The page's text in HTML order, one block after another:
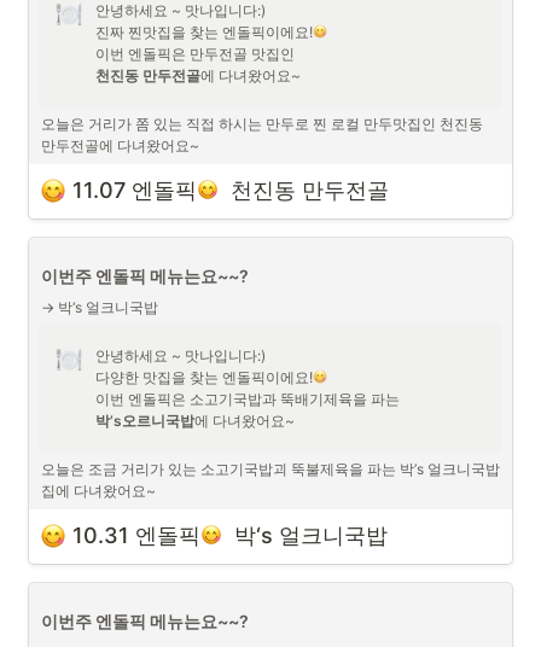
안녕하세요 ~ 맛나입니다:)
진짜 찐맛집을 찾는 엔돌픽이에요!
천진동 만두전골에 다녀왔어요~
오늘은 거리가 쫌 있는 직접 하시는 만두로 찐 로컬 만두맛집인 천진동
만두전골에 다녀왔어요~
직접 만드신 만두피 같은데 만두속이 빨개서 김치만두 같은 만두였어요!
11.07 엔돌픽
  천진동 만두전골
이번주 엔돌픽 메뉴는요~~?
→ 박‘s 얼크니국밥
안녕하세요 ~ 맛나입니다:)
다양한 맛집을 찾는 엔돌픽이에요!
박’s오르니국밥에 다녀왔어요~
오늘은 조금 거리가 있는 소고기국밥괴 뚝불제육을 파는 박’s 얼크니국밥
집에 다녀왔어요~
생각보다 국밥그릇도 엄청 크고 소면도 주셔서 든든한 한끼 가능하고
제육도 달달하니 밥비벼먹기 딱좋은 제육이에요!
10.31 엔돌픽
  박‘s 얼크니국밥
이번주 엔돌픽 메뉴는요~~?